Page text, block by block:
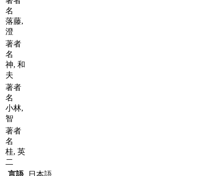
名
落藤,
澄
著者
名
神, 和
夫
著者
名
小林,
智
著者
名
桂, 英
二
言語
日本語